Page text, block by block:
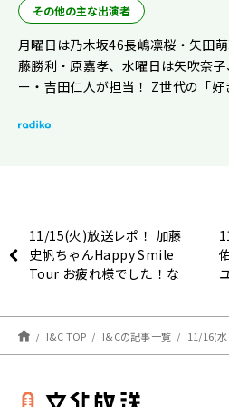
その他の主な出演者
月曜日は乃木坂46長嶋凛桜・矢田
藤勝利・原嘉孝、水曜日は矢吹奈
ー・吉田仁人が担当！ Z世代の「
11/15(火)放送レポ！ 加藤
史帆ちゃんHappy Smile
Tour お疲れ様でした！な
I&C TOP I&Cの記事一覧 11/16(水)ポケ